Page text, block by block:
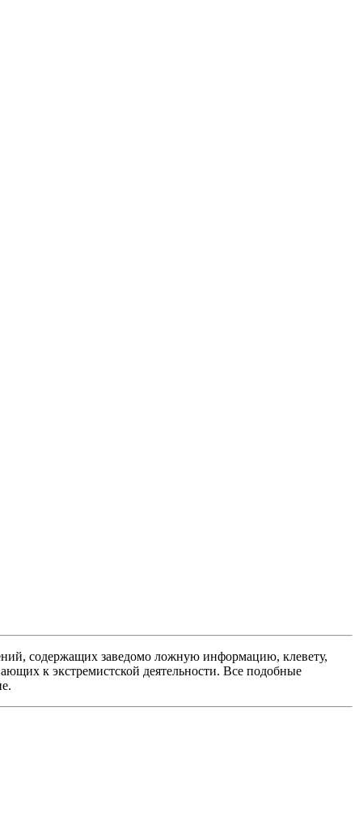
содержащих заведомо ложную информацию, клевету,
к экстремистской деятельности. Все подобные